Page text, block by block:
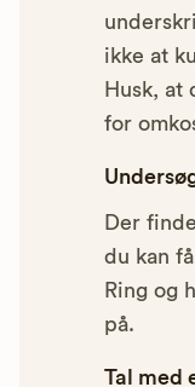
ikke at
Husk,
for
Der
du kan
Ring og
på.
Tal med